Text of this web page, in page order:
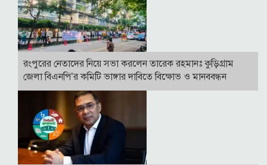
রংপুরের নেতাদের নিয়ে সভা করলেন তারেক রহমানঃ কুড়িগ্রাম
জেলা বিএনপি’র কমিটি ভাঙ্গার দাবিতে বিক্ষোভ ও মানববন্ধন